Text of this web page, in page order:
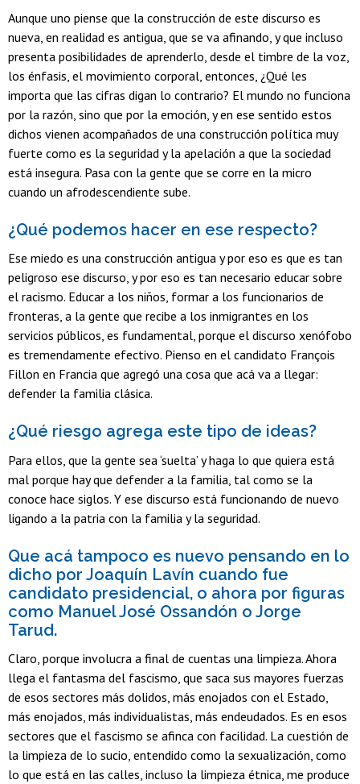
Aunque uno piense que la construcción de este discurso es
nueva, en realidad es antigua, que se va afinando, y que incluso
presenta posibilidades de aprenderlo, desde el timbre de la voz,
los énfasis, el movimiento corporal, entonces, ¿Qué les
importa que las cifras digan lo contrario? El mundo no funciona
por la razón, sino que por la emoción, y en ese sentido estos
dichos vienen acompañados de una construcción política muy
fuerte como es la seguridad y la apelación a que la sociedad
está insegura. Pasa con la gente que se corre en la micro
cuando un afrodescendiente sube.
¿Qué podemos hacer en ese respecto?
Ese miedo es una construcción antigua y por eso es que es tan
peligroso ese discurso, y por eso es tan necesario educar sobre
el racismo. Educar a los niños, formar a los funcionarios de
fronteras, a la gente que recibe a los inmigrantes en los
servicios públicos, es fundamental, porque el discurso xenófobo
es tremendamente efectivo. Pienso en el candidato François
Fillon en Francia que agregó una cosa que acá va a llegar:
defender la familia clásica.
¿Qué riesgo agrega este tipo de ideas?
Para ellos, que la gente sea ‘suelta’ y haga lo que quiera está
mal porque hay que defender a la familia, tal como se la
conoce hace siglos. Y ese discurso está funcionando de nuevo
ligando a la patria con la familia y la seguridad.
Que acá tampoco es nuevo pensando en lo
dicho por Joaquín Lavín cuando fue
candidato presidencial, o ahora por figuras
como Manuel José Ossandón o Jorge
Tarud.
Claro, porque involucra a final de cuentas una limpieza. Ahora
llega el fantasma del fascismo, que saca sus mayores fuerzas
de esos sectores más dolidos, más enojados con el Estado,
más enojados, más individualistas, más endeudados. Es en esos
sectores que el fascismo se afinca con facilidad. La cuestión de
la limpieza de lo sucio, entendido como la sexualización, como
lo que está en las calles, incluso la limpieza étnica, me produce